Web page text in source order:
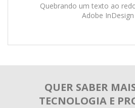
Quebrando um texto ao
Adobe InDesign
QUER SABER
TECNOLOGIA E